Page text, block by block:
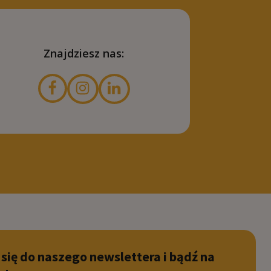
Znajdziesz nas:
do naszego newslettera i bądź na